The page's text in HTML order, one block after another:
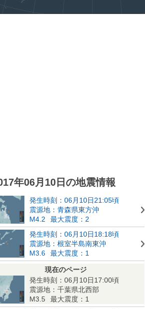
年06月10日の地震情報
発生時刻：06月10日21:05頃
震源地：青森県東方沖
M4.2
最大震度：2
発生時刻：06月10日18:18頃
震源地：根室半島南東沖
M3.6
最大震度：1
現在のページ
発生時刻：06月10日17:00頃
震源地：千葉県北西部
M3.5
最大震度：1